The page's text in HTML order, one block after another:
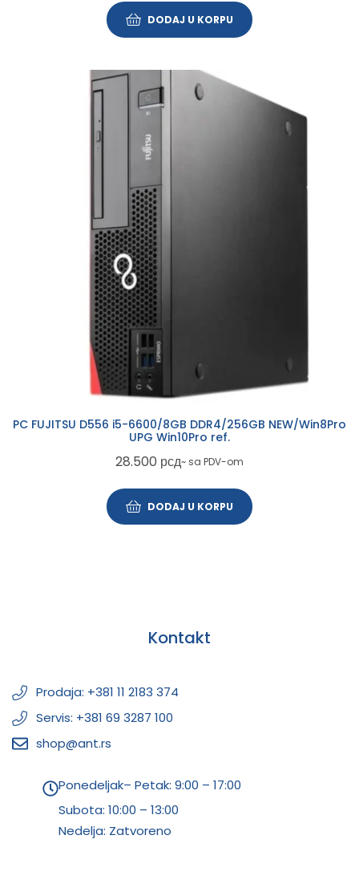
DODAJ U KORPU
PC FUJITSU D556 i5-6600/8GB DDR4/256GB NEW/Win8Pro
UPG Win10Pro ref.
28.500 рсд~ sa PDV-om
DODAJ U KORPU
Kontakt
Prodaja: +381 11 2183 374
Servis: +381 69 3287 100
shop@ant.rs
Ponedeljak– Petak: 9:00 – 17:00
Subota: 10:00 – 13:00
Nedelja: Zatvoreno